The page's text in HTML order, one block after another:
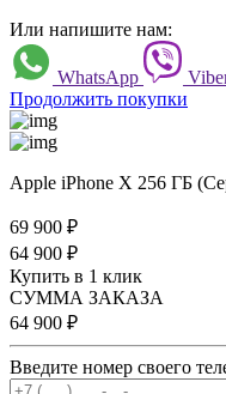
Или напишите нам:
WhatsApp
Продолжить покупки
Apple iPhone X 256 ГБ
69 900 ₽
64 900 ₽
Купить в 1 клик
СУММА ЗАКАЗА
64 900 ₽
Введите номер своего